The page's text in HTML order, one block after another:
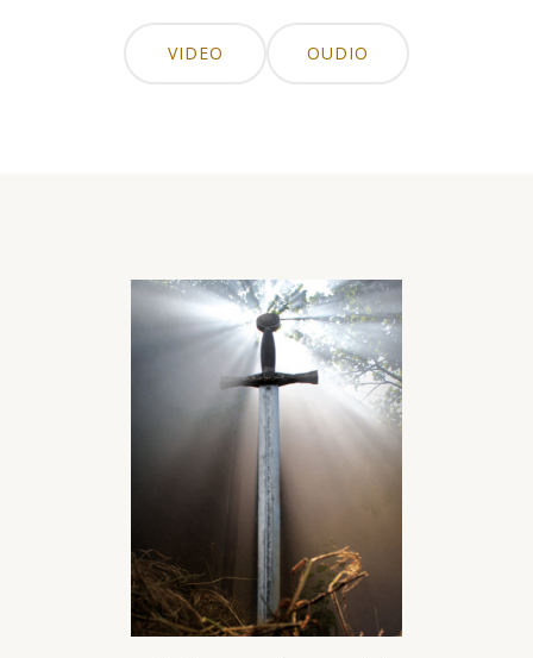
VIDEO OUDIO